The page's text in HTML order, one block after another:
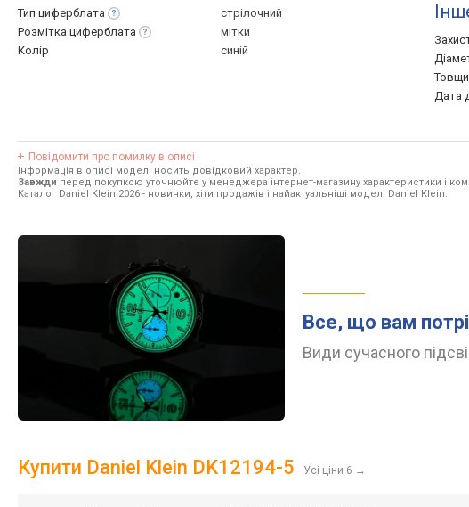
Тип циферблата
стрілочний
Розмітка циферблата
мітки
Колір
синій
Дата
Повідомити про помилку в описі
Інформація в описі моделі носить довідковий характер.
Завжди перед покупкою уточнюйте у менеджера інтернет-магазину характеристики і
Каталог Daniel Klein 2026 - новинки, хіти продажів і найактуальніші моделі Daniel Klein.
Все, що вам
Види сучасного
Купити Daniel Klein DK12194-5 Усі ціни 6 →